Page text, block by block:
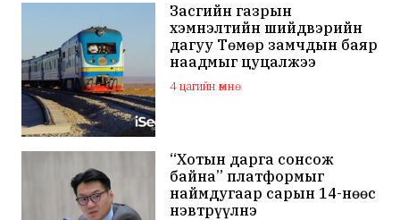
Засгийн газрын
хэмнэлтийн шийдвэрийн
дагуу Төмөр замчдын баяр
наадмыг цуцалжээ
4 цагийн өмнө
“Хотын дарга сонсож
байна” платформыг
наймдугаар сарын 14-нөөс
нэвтрүүлнэ